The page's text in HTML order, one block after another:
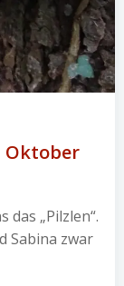
Oktober
das „Pilzlen“.
Sabina zwar